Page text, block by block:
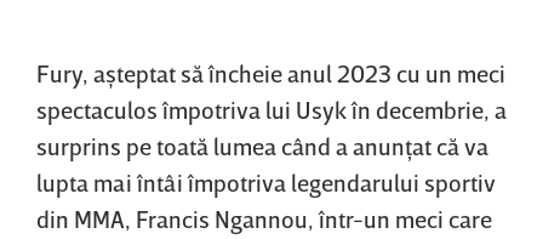
Fury, aşteptat să încheie anul 2023 cu un meci
spectaculos împotriva lui Usyk în decembrie, a
surprins pe toată lumea când a anunţat că va
lupta mai întâi împotriva legendarului sportiv
din MMA, Francis Ngannou, într-un meci care